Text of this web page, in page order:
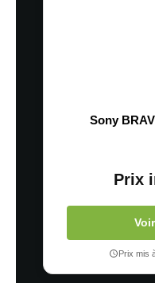
Sony
Prix
Prix mis